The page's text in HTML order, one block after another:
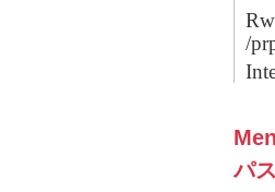
/
パ